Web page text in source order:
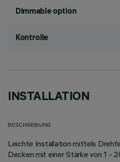
Dimmable option
Kontrolle
INSTALLATION
BESCHREIBUNG
Leichte Installation mittels
Decken mit einer Stärke von 1 -